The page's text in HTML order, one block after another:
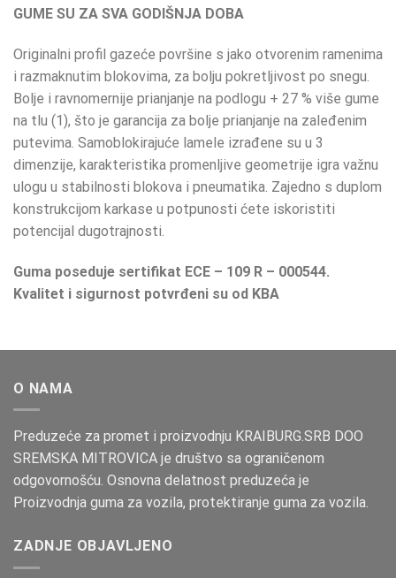
GUME SU ZA SVA GODIŠNJA DOBA
Originalni profil gazeće površine s jako otvorenim ramenima
i razmaknutim blokovima, za bolju pokretljivost po snegu.
Bolje i ravnomernije prianjanje na podlogu + 27 % više gume
na tlu (1), što je garancija za bolje prianjanje na zaleđenim
putevima. Samoblokirajuće lamele izrađene su u 3
dimenzije, karakteristika promenljive geometrije igra važnu
ulogu u stabilnosti blokova i pneumatika. Zajedno s duplom
konstrukcijom karkase u potpunosti ćete iskoristiti
potencijal dugotrajnosti.
Guma poseduje sertifikat ECE – 109 R – 000544.
Kvalitet i sigurnost potvrđeni su od KBA
O NAMA
Preduzeće za promet i proizvodnju KRAIBURG.SRB DOO
SREMSKA MITROVICA je društvo sa ograničenom
odgovornošću. Osnovna delatnost preduzeća je
Proizvodnja guma za vozila, protektiranje guma za vozila.
ZADNJE OBJAVLJENO